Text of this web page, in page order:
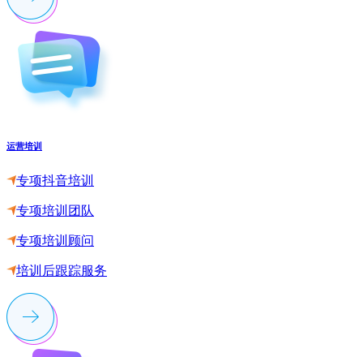
运营培训
专项抖音培训
专项培训团队
专项培训顾问
培训后跟踪服务